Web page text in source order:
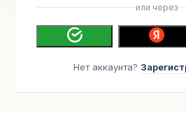
или через
Нет аккаунта?